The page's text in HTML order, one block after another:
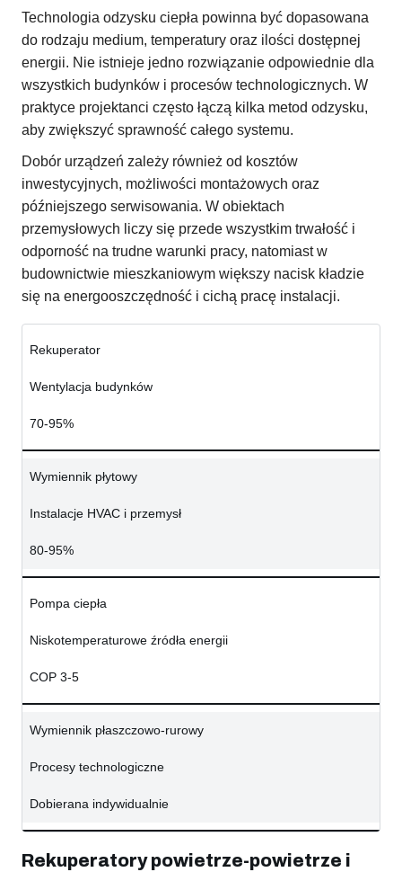
Technologia odzysku ciepła powinna być dopasowana
do rodzaju medium, temperatury oraz ilości dostępnej
energii. Nie istnieje jedno rozwiązanie odpowiednie dla
wszystkich budynków i procesów technologicznych. W
praktyce projektanci często łączą kilka metod odzysku,
aby zwiększyć sprawność całego systemu.
Dobór urządzeń zależy również od kosztów
inwestycyjnych, możliwości montażowych oraz
późniejszego serwisowania. W obiektach
przemysłowych liczy się przede wszystkim trwałość i
odporność na trudne warunki pracy, natomiast w
budownictwie mieszkaniowym większy nacisk kładzie
się na energooszczędność i cichą pracę instalacji.
Rekuperator
Wentylacja budynków
70-95%
Wymiennik płytowy
Instalacje HVAC i przemysł
80-95%
Pompa ciepła
Niskotemperaturowe źródła energii
COP 3-5
Wymiennik płaszczowo-rurowy
Procesy technologiczne
Dobierana indywidualnie
Rekuperatory powietrze-powietrze i